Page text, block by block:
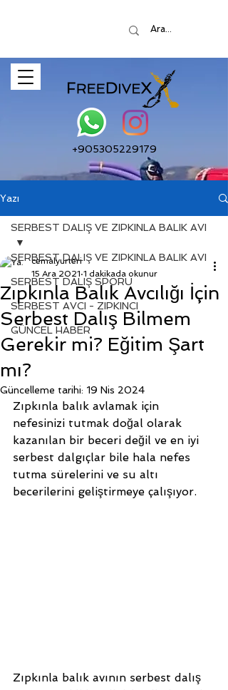
+905305229179
Yazı
SERBEST DALIŞ VE ZIPKINLA BALIK AVI
SERBEST DALIŞ SPORU
SERBEST AVCI - ZIPKINCI
GÜNCEL HABER
SERBEST DALIŞ VE ZIPKINLA BALIK AVI
Zıpkınla Balık Avcılığı İçin
Serbest Dalış Bilmem
Gerekir mi? Eğitim Şart
mı?
cemalyurteri
15 Ara 2021 1 dakikada okunur
Güncelleme tarihi: 19 Nis 2024
Zıpkınla balık avlamak için
nefesinizi tutmak doğal olarak
kazanılan bir beceri değil ve en iyi
serbest dalgıçlar bile hala nefes
tutma sürelerini ve su altı
becerilerini geliştirmeye çalışıyor.
Zıpkınla balık avının serbest dalış